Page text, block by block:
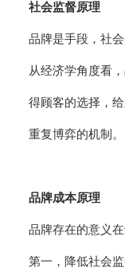
社会监督原理
品牌是手段，社会
从经济学角度看
得顾客的选择，
重复博弈的机制。
品牌成本原理
品牌存在的意义
第一，降低社会